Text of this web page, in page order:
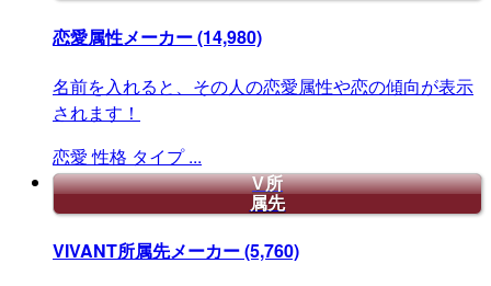
恋愛属性メーカー(14,980)
名前を入れると、その人の恋愛属性や恋の傾向が表示
されます！
恋愛 性格 タイプ ...
V所
属先
VIVANT所属先メーカー(5,760)